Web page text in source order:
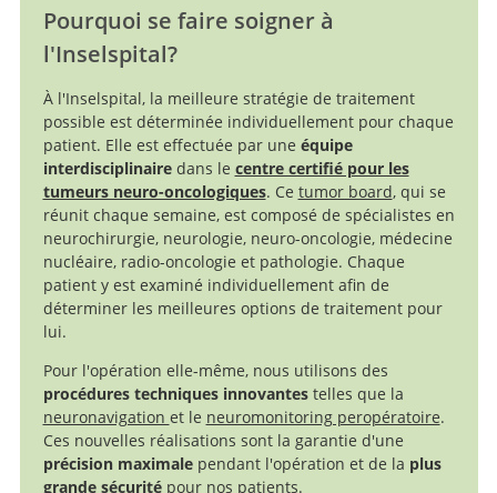
Pourquoi se faire soigner à
l'Inselspital?
À l'Inselspital, la meilleure stratégie de traitement
possible est déterminée individuellement pour chaque
patient. Elle est effectuée par une équipe
interdisciplinairedans le centre certifié pour les
tumeurs neuro-oncologiques. Ce tumor board, qui se
réunit chaque semaine, est composé de spécialistes en
neurochirurgie, neurologie, neuro-oncologie, médecine
nucléaire, radio-oncologie et pathologie. Chaque
patient y est examiné individuellement afin de
déterminer les meilleures options de traitement pour
lui.
Pour l'opération elle-même, nous utilisons des
procédures techniques innovantestelles que la
neuronavigation et le neuromonitoring peropératoire.
Ces nouvelles réalisations sont la garantie d'une
précision maximalependant l'opération et de la plus
grande sécuritépour nos patients.